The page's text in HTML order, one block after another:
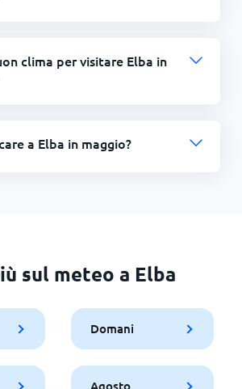
clima per visitare Elba in
a Elba in maggio?
sul meteo a Elba
Domani
Agosto